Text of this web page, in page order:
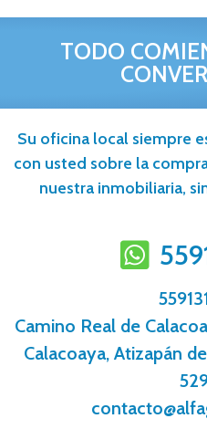
TODO
Su oficina local siempre
con usted sobre la
nuestra inmobiliaria,
Camino Real de
Calacoaya, Atizapán